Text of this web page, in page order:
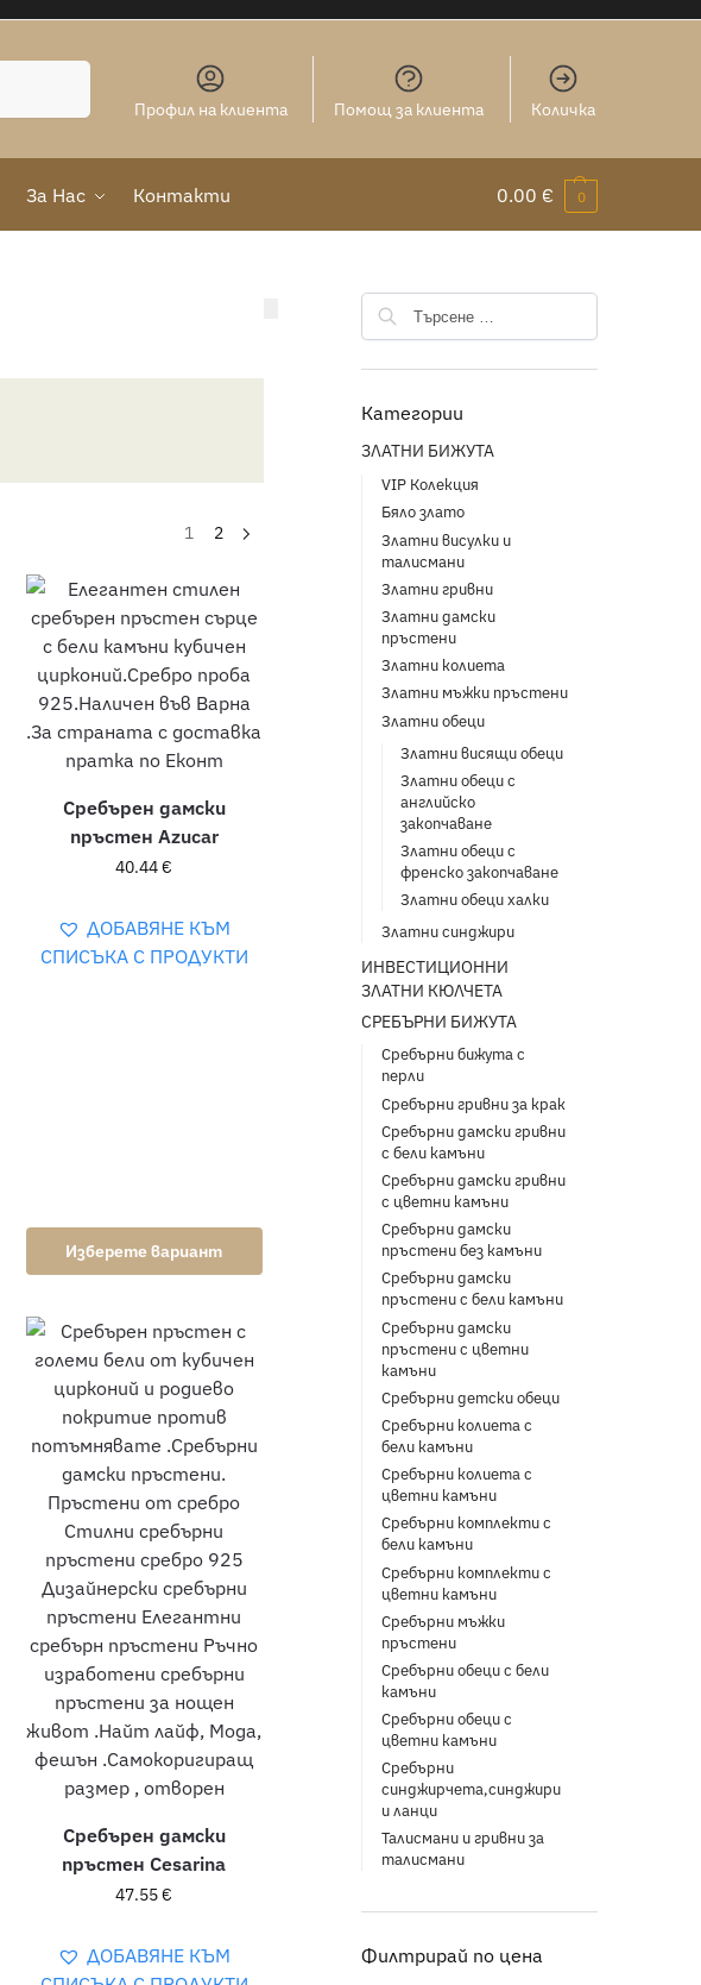
Профил на клиента Помощ за клиента Количка
За Нас Контакти 0.00 € 0
1 2
Сребърен дамски
пръстен Azucar
40.44€
Изберете вариант
ДОБАВЯНЕ КЪМ
СПИСЪКА С ПРОДУКТИ
Сребърен дамски
пръстен Cesarina
47.55€
ДОБАВЯНЕ КЪМ
Категории
ЗЛАТНИ БИЖУТА
VIP Колекция
Бяло злато
Златни висулки и
талисмани
Златни гривни
Златни дамски
пръстени
Златни колиета
Златни мъжки пръстени
Златни обеци
Златни висящи обеци
Златни обеци с
английско
закопчаване
Златни обеци с
френско закопчаване
Златни обеци халки
Златни синджири
ИНВЕСТИЦИОННИ
ЗЛАТНИ КЮЛЧЕТА
СРЕБЪРНИ БИЖУТА
Сребърни бижута с
перли
Сребърни гривни за крак
Сребърни дамски гривни
с бели камъни
Сребърни дамски гривни
с цветни камъни
Сребърни дамски
пръстени без камъни
Сребърни дамски
пръстени с бели камъни
Сребърни дамски
пръстени с цветни
камъни
Сребърни детски обеци
Сребърни колиета с
бели камъни
Сребърни колиета с
цветни камъни
Сребърни комплекти с
бели камъни
Сребърни комплекти с
цветни камъни
Сребърни мъжки
пръстени
Сребърни обеци с бели
камъни
Сребърни обеци с
цветни камъни
Сребърни
синджирчета,синджири
и ланци
Талисмани и гривни за
талисмани
Филтрирай по цена